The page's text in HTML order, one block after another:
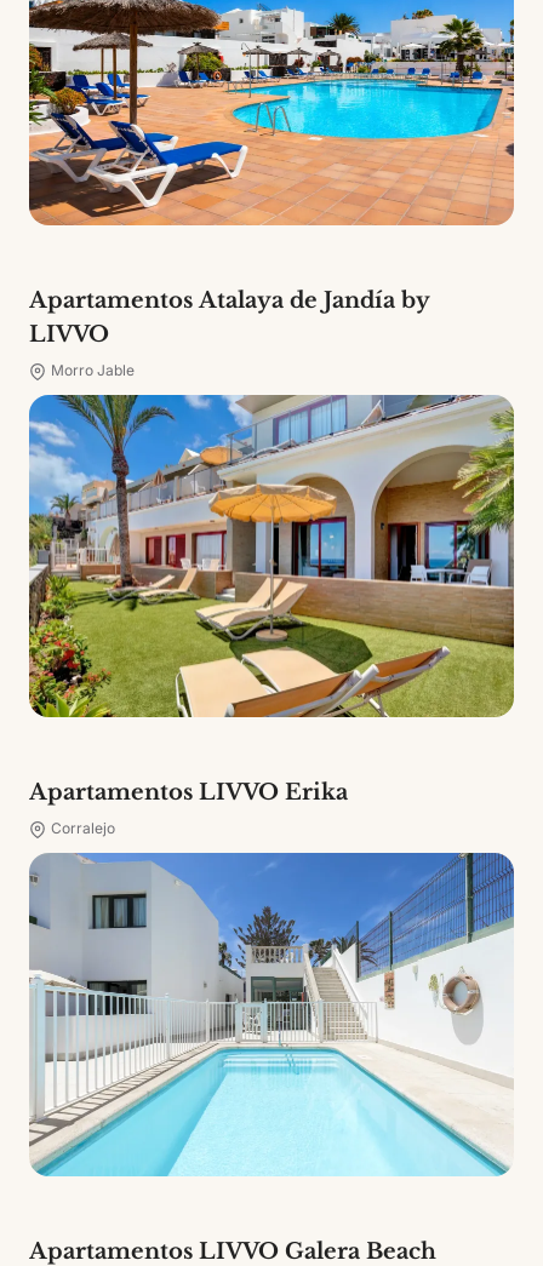
Apartamentos Atalaya de Jandía by
LIVVO
Morro Jable
Apartamentos LIVVO Erika
Corralejo
Apartamentos LIVVO Galera Beach